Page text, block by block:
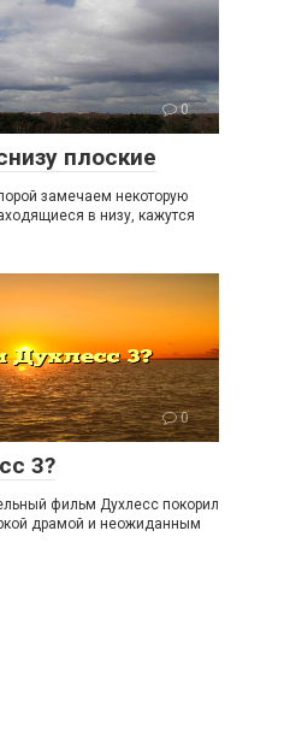
0
плоские
замечаем некоторую
в низу, кажутся
0
3?
фильм Духлесс покорил
драмой и неожиданным